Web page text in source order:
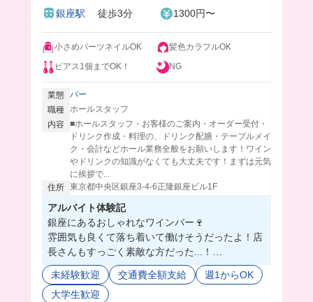
銀座駅 徒歩3分 1300円〜
小さめパーツネイルOK
髪色カラフルOK
ピアス1個までOK！
NG
業態 バー
職種 ホールスタッフ
内容 ■ホールスタッフ・お客様のご案内・オーダー受付・
ドリンク作成・料理の、ドリンク配膳・テーブルメイ
ク・会計などホール業務全般をお願いします！ワイン
やドリンクの知識がなくても大丈夫です！まずは元気
に挨拶で...
住所 東京都中央区銀座3-4-6正隆銀座ビル1F
アルバイト体験記
銀座にあるおしゃれなワインバー🍷
雰囲気も良くて落ち着いて働けそうだったよ！店
長さんもすっごく素敵な方だった...！
この日のまかないはうにのパスタだったんだけ
ど、濃厚で本当に美味しすぎた、、リクエストも
できるみたい🥺💖
未経験歓迎 交通費全額支給
週1からOK
大学生歓迎